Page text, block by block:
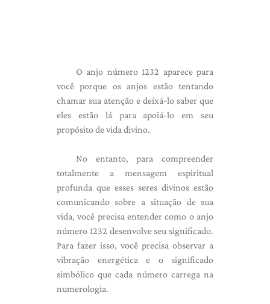
O anjo número 1232 aparece para
você porque os anjos estão tentando
chamar sua atenção e deixá-lo saber que
eles estão lá para apoiá-lo em seu
propósito de vida divino.
No entanto, para compreender
totalmente a mensagem espiritual
profunda que esses seres divinos estão
comunicando sobre a situação de sua
vida, você precisa entender como o anjo
número 1232 desenvolve seu significado.
Para fazer isso, você precisa observar a
vibração energética e o significado
simbólico que cada número carrega na
numerologia.